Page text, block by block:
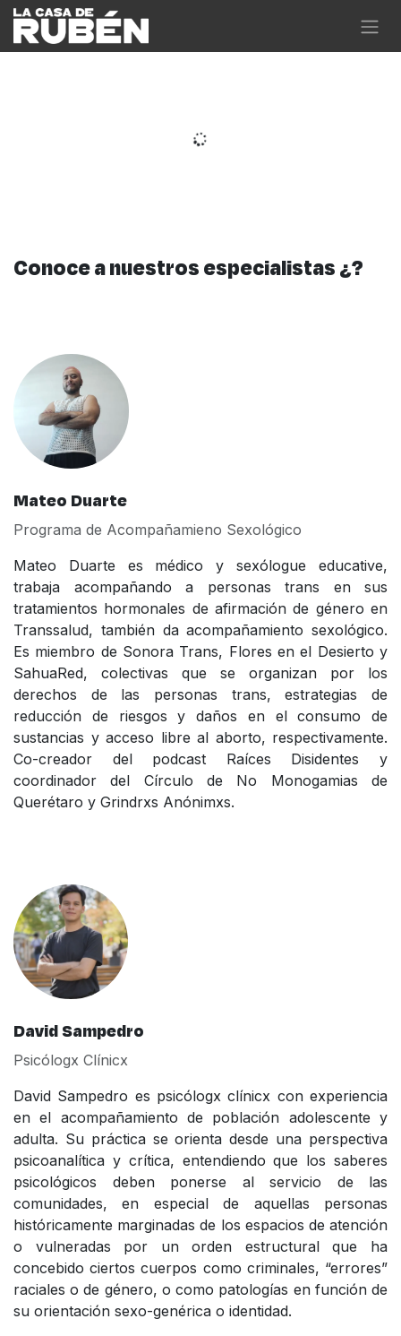
Skip to Content
Conoce a nuestros especialistas ¿?
Mateo Duarte
Programa de Acompañamieno Sexológico
Mateo Duarte es médico y sexólogue educative,
trabaja acompañando a personas trans en sus
tratamientos hormonales de afirmación de género en
Transsalud, también da acompañamiento sexológico.
Es miembro de Sonora Trans, Flores en el Desierto y
SahuaRed, colectivas que se organizan por los
derechos de las personas trans, estrategias de
reducción de riesgos y daños en el consumo de
sustancias y acceso libre al aborto, respectivamente.
Co-creador del podcast Raíces Disidentes y
coordinador del Círculo de No Monogamias de
Querétaro y Grindrxs Anónimxs.
David Sampedro
Psicólogx Clínicx
David Sampedro es psicólogx clínicx con experiencia
en el acompañamiento de población adolescente y
adulta. Su práctica se orienta desde una perspectiva
psicoanalítica y crítica, entendiendo que los saberes
psicológicos deben ponerse al servicio de las
comunidades, en especial de aquellas personas
históricamente marginadas de los espacios de atención
o vulneradas por un orden estructural que ha
concebido ciertos cuerpos como criminales, “errores”
raciales o de género, o como patologías en función de
su orientación sexo-genérica o identidad.